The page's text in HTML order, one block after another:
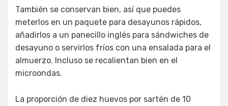
También se conservan bien, así que puedes
meterlos en un paquete para desayunos rápidos,
añadirlos a un panecillo inglés para sándwiches de
desayuno o servirlos fríos con una ensalada para el
almuerzo. Incluso se recalientan bien en el
microondas.
La proporción de diez huevos por sartén de 10